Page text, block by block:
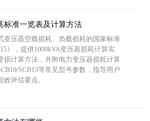
标准一览表及计算方法
变压器空载损耗、负载损耗的国家标准
），提供1000kVA变压器损耗计算实
损计算方法，并附电力变压器损耗计算
SCB13等常见型号参数，指导用户
评估要点。